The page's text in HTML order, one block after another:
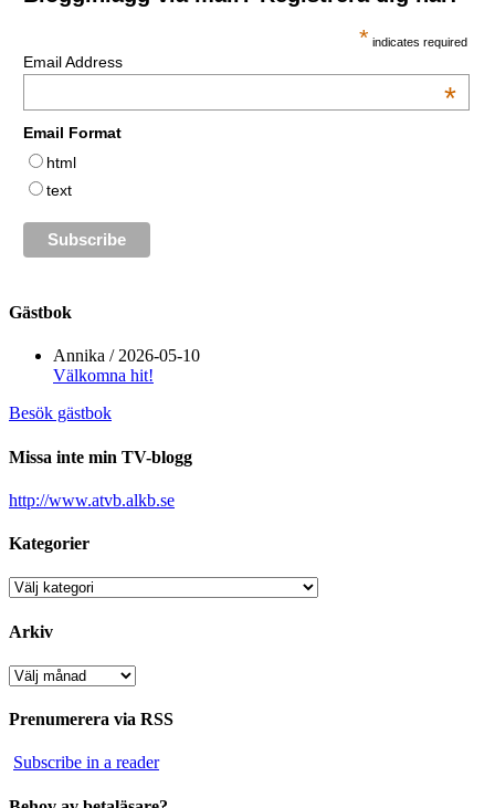
* indicates required
Email Address
*
Email Format
html
text
Gästbok
Annika / 2026-05-10
Välkomna hit!
Besök gästbok
Missa inte min TV-blogg
http://www.atvb.alkb.se
Kategorier
Kategorier
Arkiv
Arkiv
Prenumerera via RSS
Subscribe in a reader